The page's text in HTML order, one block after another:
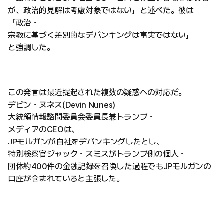
が、政治的見解は考慮対象ではない」と述べた。彼は
「政治・
宗教に基づく差別的なデバンキングは事実ではない」
と強調した。
この発言は最近提起された複数の疑惑への対応だ。
デビン・ヌネス(Devin Nunes)
大統領情報諮問委員会委員長兼トランプ・
メディアのCEOは、
JPモルガンが自社をデバンキングしたとし、
特別検察官ジャック・スミスがトランプ側の個人・
団体約400件の金融記録を召喚した過程でもJPモルガンの
口座が含まれていると主張した。